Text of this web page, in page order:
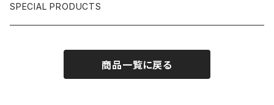
日本語ラップ CLASSIC GALLERY
パチソン/AUDIO CHECK/LIBRARY
BOOK
SPECIAL PRODUCTS
商品一覧に戻る